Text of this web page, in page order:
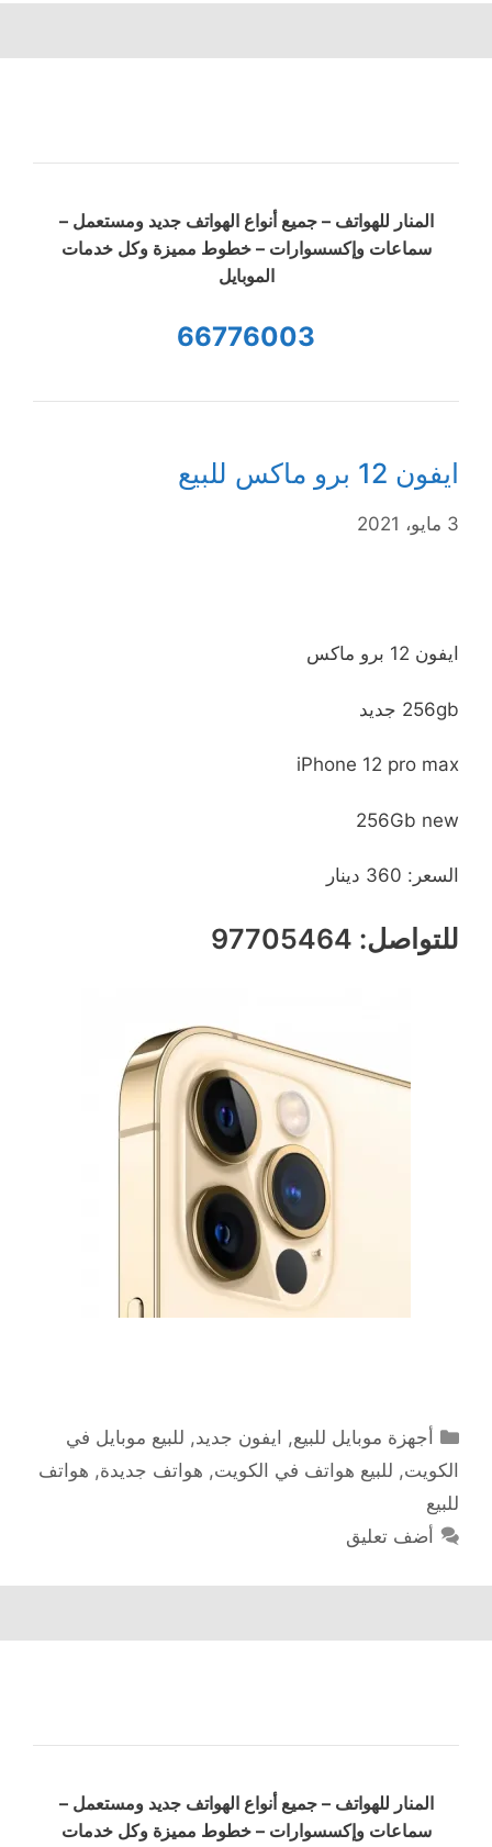
المنار للهواتف – جميع أنواع الهواتف جديد ومستعمل –
سماعات وإكسسوارات – خطوط مميزة وكل خدمات
الموبايل
66776003
ايفون 12 برو ماكس للبيع
3 مايو، 2021
ايفون 12 برو ماكس
256gb جديد
iPhone 12 pro max
256Gb new
السعر: 360 دينار
للتواصل: 97705464
التصنيفات
أجهزة موبايل للبيع, ايفون جديد, للبيع موبايل في
الكويت, للبيع هواتف في الكويت, هواتف جديدة, هواتف
للبيع
أضف تعليق
المنار للهواتف – جميع أنواع الهواتف جديد ومستعمل –
سماعات وإكسسوارات – خطوط مميزة وكل خدمات